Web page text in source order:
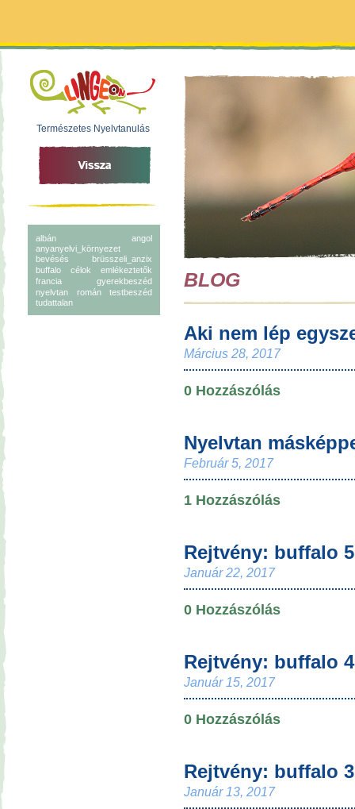
Természetes Nyelvtanulás
albán
angol
anyanyelvi_környezet
bevésés
brüsszeli_anzix
buffalo
célok
emlékeztetők
francia
gyerekbeszéd
nyelvtan
román
testbeszéd
tudattalan
BLOG
Aki nem lép
Március 28, 2017
0 Hozzászólás
Nyelvtan
Február 5, 2017
1 Hozzászólás
Rejtvény: buffalo
Január 22, 2017
0 Hozzászólás
Rejtvény: buffalo
Január 15, 2017
0 Hozzászólás
Rejtvény: buffalo
Január 13, 2017